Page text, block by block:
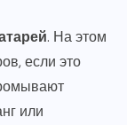
. На этом
если это
или